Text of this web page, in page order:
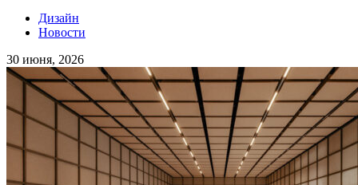
Дизайн
Новости
30 июня, 2026